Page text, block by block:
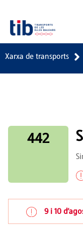
Xarxa de transports
442
9 i 10